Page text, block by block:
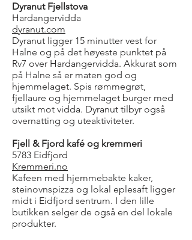
Dyranut Fjellstova
Hardangervidda
dyranut.com
Dyranut ligger 15 minutter vest for
Halne og på det høyeste punktet på
Rv7 over Hardangervidda. Akkurat som
på Halne så er maten god og
hjemmelaget. Spis rømmegrøt,
fjellaure og hjemmelaget burger med
utsikt mot vidda. Dyranut tilbyr også
overnatting og uteaktiviteter.
Fjell & Fjord kafé og kremmeri
5783 Eidfjord
Kremmeri.no
Kafeen med hjemmebakte kaker,
steinovnspizza og lokal eplesaft ligger
midt i Eidfjord sentrum. I den lille
butikken selger de også en del lokale
produkter.